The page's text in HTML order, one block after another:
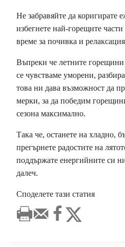
Не забравяйте да коригирате
избегнете най-горещите
време за почивка и
Въпреки че летните
се чувстваме уморени,
това ни дава възможност да
мерки, за да победим
сезона максимално.
Така че, останете на хладно,
прегърнете радостите на
поддържате енергийните си
далеч.
Споделете тази статия